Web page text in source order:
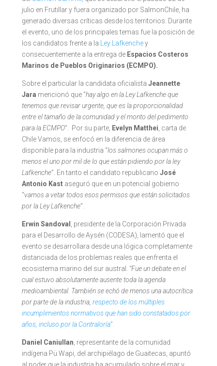
julio en Frutillar y fuera organizado por SalmonChile, ha
generado diversas críticas desde los territorios. Durante
el evento, uno de los principales temas fue la posición de
los candidatos frente a la Ley Lafkenchey
consecuentemente a la entrega de Espacios Costeros
Marinos de Pueblos Originarios (ECMPO).
Sobre el particular la candidata oficialista Jeannette
Jara mencionó que “hay algo en la Ley Lafkenche que
tenemos que revisar urgente, que es la proporcionalidad
entre el tamaño de la comunidad y el monto del pedimento
para la ECMPO”. Por su parte, Evelyn Matthei , carta de
Chile Vamos, se enfocó en la diferencia de área
disponible para la industria “los salmones ocupan más o
menos el uno por mil de lo que están pidiendo por la ley
Lafkenche”. En tanto el candidato republicano José
Antonio Kastaseguró que en un potencial gobierno
“vamos a vetar todos esos permisos que están solicitados
por la Ley Lafkenche”.
Erwin Sandoval , presidente de la Corporación Privada
para el Desarrollo de Aysén (CODESA), lamentó que el
evento se desarrollara desde una lógica completamente
distanciada de los problemas reales que enfrenta el
ecosistema marino del sur austral. “Fue un debate en el
cual estuvo absolutamente ausente toda la agenda
medioambiental. También se echó de menos una autocrítica
por parte de la industria, respecto de los múltiples
incumplimientos normativos que han sido constatados por
años, incluso por la Contraloría”.
Daniel Caniullan , representante de la comunidad
indígena Pü Wapi, del archipiélago de Guaitecas, apuntó
al poder que la industria ha acumulado sobre el mar y